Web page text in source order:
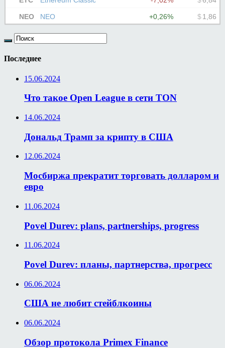
Последнее
15.06.2024
Что такое Open League в сети TON
14.06.2024
Дональд Трамп за крипту в США
12.06.2024
Мосбиржа прекратит торговать долларом и
евро
11.06.2024
Povel Durev: plans, partnerships, progress
11.06.2024
Povel Durev: планы, партнерства, прогресс
06.06.2024
США не любит стейблкоины
06.06.2024
Обзор протокола Primex Finance